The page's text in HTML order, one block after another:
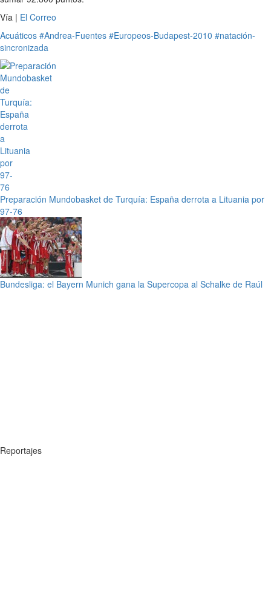
Vía | El Correo
Acuáticos #Andrea-Fuentes #Europeos-Budapest-2010 #natación-
sincronizada
Preparación Mundobasket de Turquía: España derrota a Lituania por
97-76
Bundesliga: el Bayern Munich gana la Supercopa al Schalke de Raúl
Reportajes